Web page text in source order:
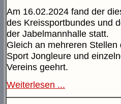
Am 16.02.2024 fand der
des Kreissportbundes und
der Jabelmannhalle statt.
Gleich an mehreren
Sport Jongleure und
Vereins geehrt.
Weiterlesen ...